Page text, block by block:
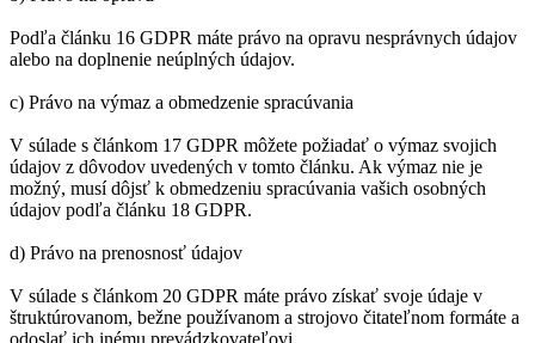
Podľa článku 16 GDPR máte právo na opravu nesprávnych údajov
alebo na doplnenie neúplných údajov.
c) Právo na výmaz a obmedzenie spracúvania
V súlade s článkom 17 GDPR môžete požiadať o výmaz svojich
údajov z dôvodov uvedených v tomto článku. Ak výmaz nie je
možný, musí dôjsť k obmedzeniu spracúvania vašich osobných
údajov podľa článku 18 GDPR.
d) Právo na prenosnosť údajov
V súlade s článkom 20 GDPR máte právo získať svoje údaje v
štruktúrovanom, bežne používanom a strojovo čitateľnom formáte a